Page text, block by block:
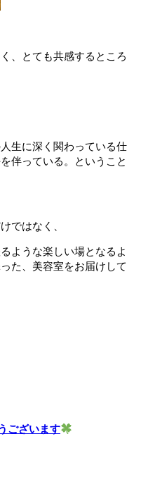
、 とても共感するところ
生に深く関わっている仕
伴っている。ということ
ではなく、
ような楽しい場となるよ
た、美容室をお届けして
ございます